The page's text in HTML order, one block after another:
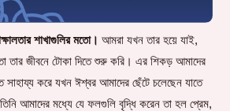
শাখাগুলির মতো। আমরা যখন তার হয়ে যাই,
তার জীবনে টোকা দিতে শুরু করি। এর শিকড় আমাদের
সাহায্য করে যখন ঈশ্বর আমাদের ছেঁটে চলেছেন যাতে
আমাদের মধ্যে যে ফলগুলি বৃদ্ধি করেন তা হল প্রেম,